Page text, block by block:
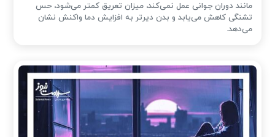
مانند دوران جوانی عمل نمی‌کند، میزان تعریق کمتر می‌شود، حس
تشنگی کاهش می‌یابد و بدن دیرتر به افزایش دما واکنش نشان
می‌دهد.